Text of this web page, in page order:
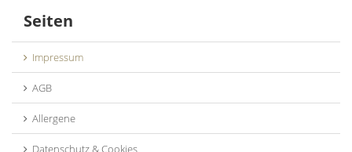
Seiten
Impressum
AGB
Allergene
Datenschutz & Cookies